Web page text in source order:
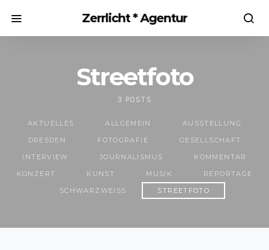
Zerrlicht * Agentur
Streetfoto
3 POSTS
AKTUELLES ALLGEMEIN
AUSSTELLUNG
DRESDEN
FOTOGRAFIE
GESELLSCHAFT
INTERVIEW
JOURNALISMUS
KOMMENTAR
KONZERT
KUNST MUSIK
REPORTAGE
SCHWARZWEISS
STREETFOTO